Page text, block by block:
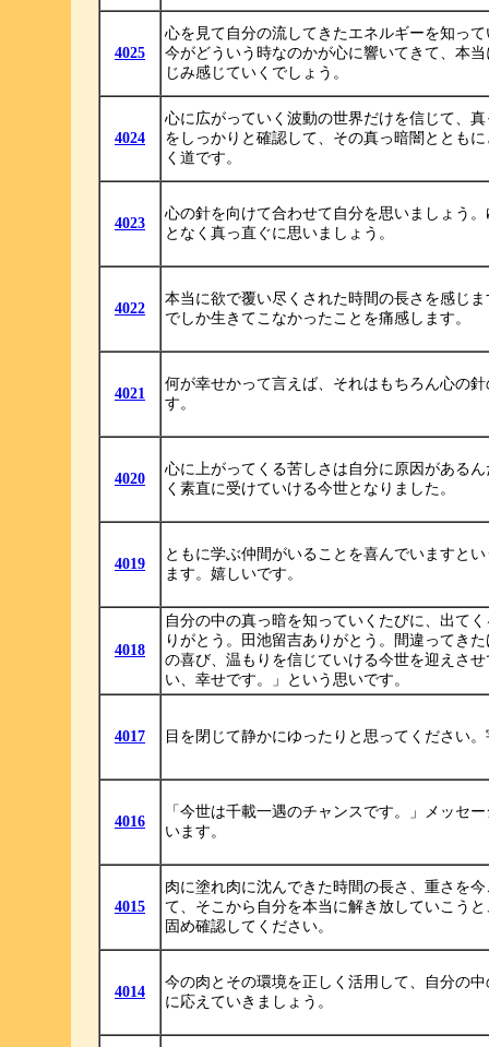
4025
心を見て自分の流してきたエネルギーを知っ
今がどういう時なのかが心に響いてきて、本
じみ感じていくでしょう。
4024
心に広がっていく波動の世界だけを信じて、
をしっかりと確認して、その真っ暗闇ととも
く道です。
4023
心の針を向けて合わせて自分を思いましょう
となく真っ直ぐに思いましょう。
4022
本当に欲で覆い尽くされた時間の長さを感じ
でしか生きてこなかったことを痛感します。
4021
何が幸せかって言えば、それはもちろん心の
す。
4020
心に上がってくる苦しさは自分に原因がある
く素直に受けていける今世となりました。
4019
ともに学ぶ仲間がいることを喜んでいますと
ます。嬉しいです。
4018
自分の中の真っ暗を知っていくたびに、出て
りがとう。田池留吉ありがとう。間違ってき
の喜び、温もりを信じていける今世を迎えさ
い、幸せです。」という思いです。
4017 目を閉じて静かにゆったりと思ってください
4016
「今世は千載一遇のチャンスです。」メッセ
います。
4015
肉に塗れ肉に沈んできた時間の長さ、重さを
て、そこから自分を本当に解き放していこう
固め確認してください。
4014
今の肉とその環境を正しく活用して、自分の
に応えていきましょう。